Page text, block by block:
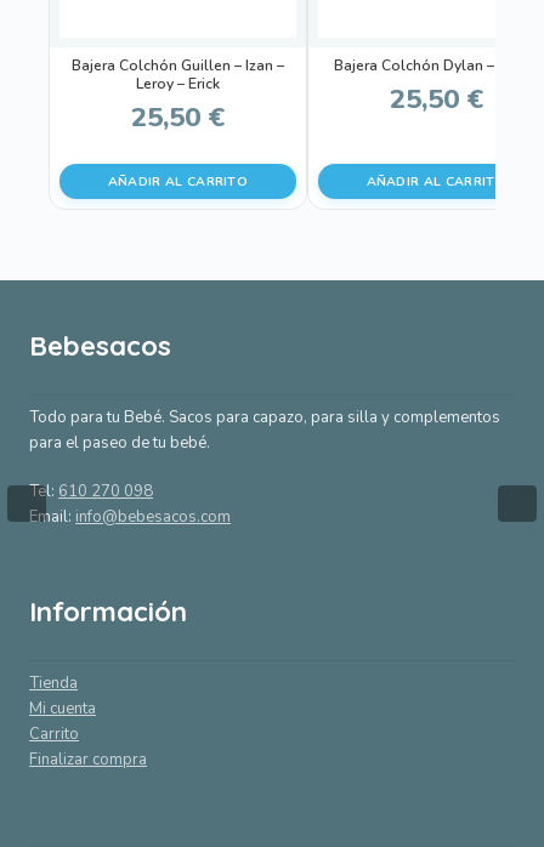
Bajera Colchón Guillen – Izan –
Leroy – Erick
25,50 €
AÑADIR AL CARRITO
Bajera Colchón Dylan – Daren
25,50 €
AÑADIR AL CARRITO
Bebesacos
Todo para tu Bebé. Sacos para capazo, para silla y complementos
para el paseo de tu bebé.
Tel: 610 270 098
Email: info@bebesacos.com
Información
Tienda
Mi cuenta
Carrito
Finalizar compra